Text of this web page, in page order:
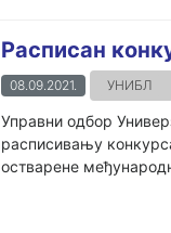
Расписан
08.09.2021. УНИБЛ
Управни одбор
расписивању
остварене